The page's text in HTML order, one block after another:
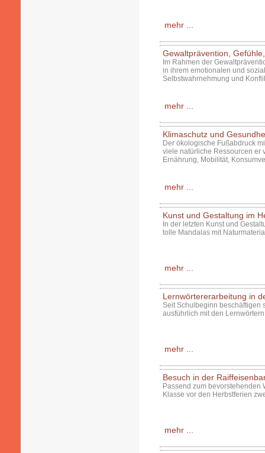
mehr ...
Gewaltprävention,
Im Rahmen der
in ihrem emotionalen und
Selbstwahrnehmung und
mehr ...
Klimaschutz und
Der ökologische Fußabdruck
viele natürliche Ressourcen er
Ernährung, Mobilität,
mehr ...
Kunst und Gestaltung im
In der letzten Kunst und
tolle Mandalas mit
mehr ...
Lernwörtererarbeitung in
Seit Schulbeginn beschäftigen
ausführlich mit den
mehr ...
Besuch in der
Passend zum bevorstehenden
Klasse vor den Herbstferien
mehr ...